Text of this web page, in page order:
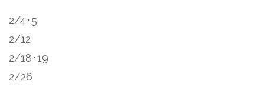
2/4･5
2/12
2/18･19
2/26